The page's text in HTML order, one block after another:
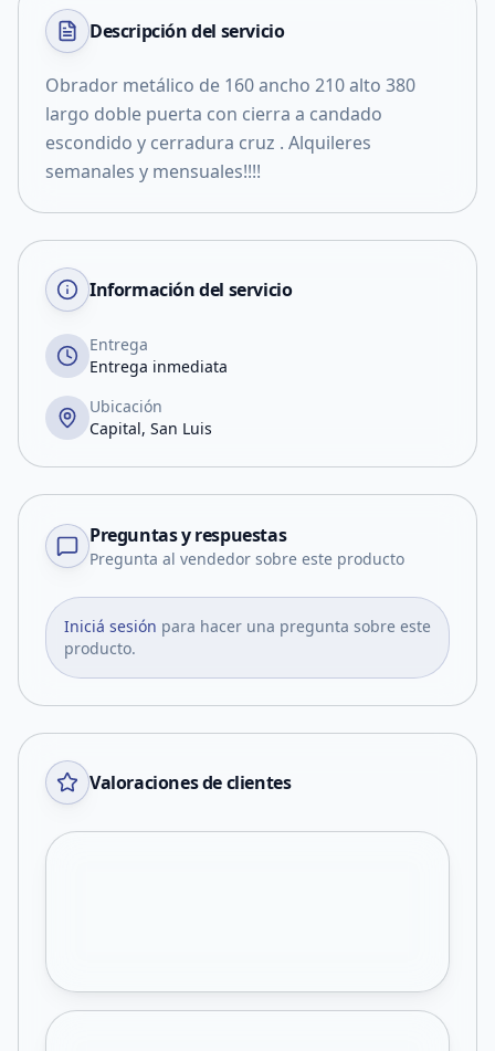
Descripción del servicio
Obrador metálico de 160 ancho 210 alto 380
largo doble puerta con cierra a candado
escondido y cerradura cruz . Alquileres
semanales y mensuales!!!!
Información del servicio
Entrega
Entrega inmediata
Ubicación
Capital, San Luis
Preguntas y respuestas
Pregunta al vendedor sobre este producto
Iniciá sesión para hacer una pregunta sobre este
producto.
Valoraciones de clientes